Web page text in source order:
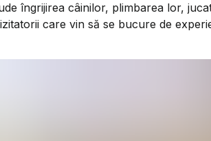
îngrijirea câinilor, plimbarea lor,
care vin să se bucure de